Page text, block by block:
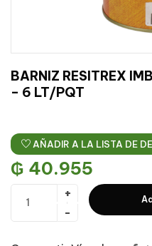
BARNIZ RESITREX
– 6 LT/PQT
AÑADIR A LA LISTA DE
₲ 40.955